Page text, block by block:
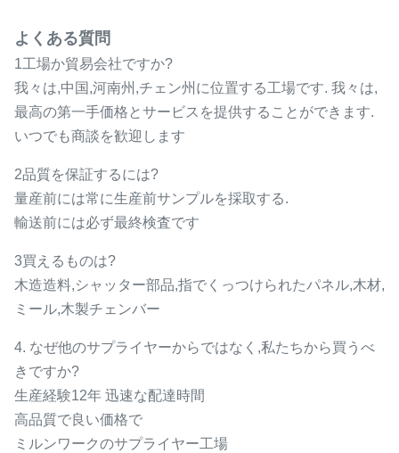
よくある質問
1工場か貿易会社ですか?
我々は,中国,河南州,チェン州に位置する工場です. 我々は,
最高の第一手価格とサービスを提供することができます.
いつでも商談を歓迎します
2品質を保証するには?
量産前には常に生産前サンプルを採取する.
輸送前には必ず最終検査です
3買えるものは?
木造造料,シャッター部品,指でくっつけられたパネル,木材,
ミール,木製チェンバー
4. なぜ他のサプライヤーからではなく,私たちから買うべ
きですか?
生産経験12年 迅速な配達時間
高品質で良い価格で
ミルンワークのサプライヤー工場